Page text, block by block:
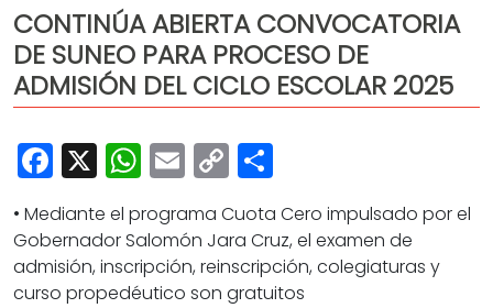
Capital
Policíaca
Cultura
Deportes
Opinión
CONTINÚA ABIERTA CONVOCATORIA
DE SUNEO PARA PROCESO DE
ADMISIÓN DEL CICLO ESCOLAR 2025
Facebook
X WhatsApp
Email
Copy
Link
• Mediante el programa Cuota Cero impulsado por el
Gobernador Salomón Jara Cruz, el examen de
admisión, inscripción, reinscripción, colegiaturas y
curso propedéutico son gratuitos